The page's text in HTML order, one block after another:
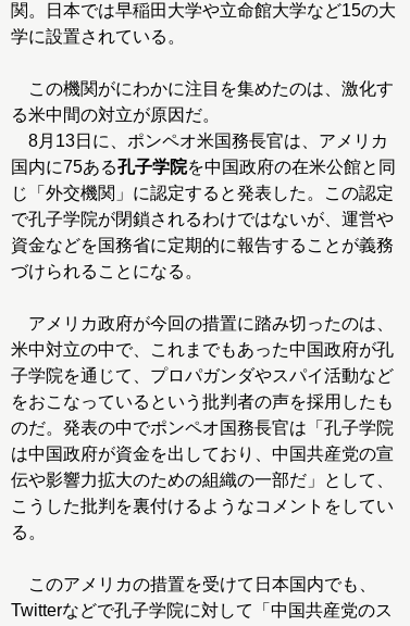
関。日本では早稲田大学や立命館大学など15の大
学に設置されている。
この機関がにわかに注目を集めたのは、激化す
る米中間の対立が原因だ。
8月13日に、ポンペオ米国務長官は、アメリカ
国内に75ある孔子学院を中国政府の在米公館と同
じ「外交機関」に認定すると発表した。この認定
で孔子学院が閉鎖されるわけではないが、運営や
資金などを国務省に定期的に報告することが義務
づけられることになる。
アメリカ政府が今回の措置に踏み切ったのは、
米中対立の中で、これまでもあった中国政府が孔
子学院を通じて、プロパガンダやスパイ活動など
をおこなっているという批判者の声を採用したも
のだ。発表の中でポンペオ国務長官は「孔子学院
は中国政府が資金を出しており、中国共産党の宣
伝や影響力拡大のための組織の一部だ」として、
こうした批判を裏付けるようなコメントをしてい
る。
このアメリカの措置を受けて日本国内でも、
Twitterなどで孔子学院に対して「中国共産党のス